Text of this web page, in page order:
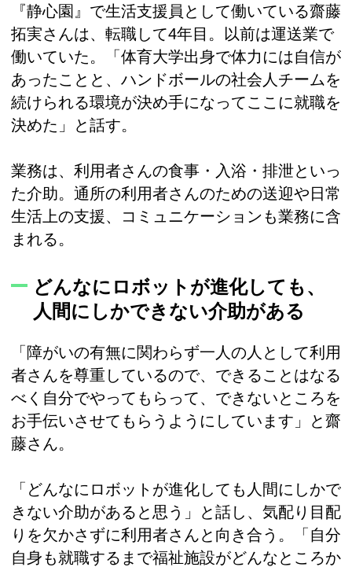
『静心園』で生活支援員として働いている齋藤
拓実さんは、転職して4年目。以前は運送業で
働いていた。「体育大学出身で体力には自信が
あったことと、ハンドボールの社会人チームを
続けられる環境が決め手になってここに就職を
決めた」と話す。
業務は、利用者さんの食事・入浴・排泄といっ
た介助。通所の利用者さんのための送迎や日常
生活上の支援、コミュニケーションも業務に含
まれる。
どんなにロボットが進化しても、
人間にしかできない介助がある
「障がいの有無に関わらず一人の人として利用
者さんを尊重しているので、できることはなる
べく自分でやってもらって、できないところを
お手伝いさせてもらうようにしています」と齋
藤さん。
「どんなにロボットが進化しても人間にしかで
きない介助があると思う」と話し、気配り目配
りを欠かさずに利用者さんと向き合う。「自分
自身も就職するまで福祉施設がどんなところか